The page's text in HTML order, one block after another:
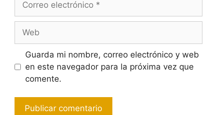
electrónico
Guarda mi nombre, correo electrónico y web
en este navegador para la próxima vez que
comente.